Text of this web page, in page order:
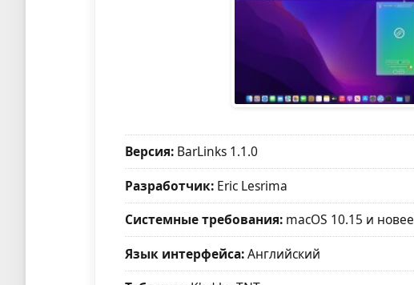
Версия: BarLinks 1.1.0
Разработчик: Eric Lesrima
Системные требования: macOS 10.15 и новее
Язык интерфейса:Английский